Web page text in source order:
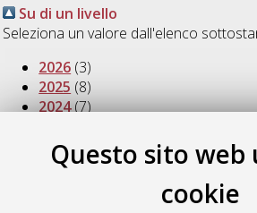
Questo sito web
cookie
Su di un livello
Seleziona un valore dall'elenco
2026 (3)
2025 (8)
2024(7)
2021(3)
2020(1)